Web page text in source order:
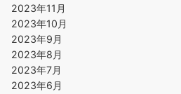
2023年11月
2023年10月
2023年9月
2023年8月
2023年7月
2023年6月